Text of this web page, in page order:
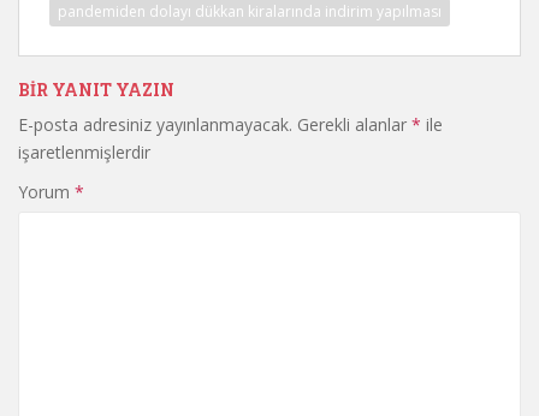
pandemiden dolayı dükkan kiralarında indirim yapılması
BIR YANIT YAZIN
E-posta adresiniz yayınlanmayacak. Gerekli alanlar * ile
işaretlenmişlerdir
Yorum *